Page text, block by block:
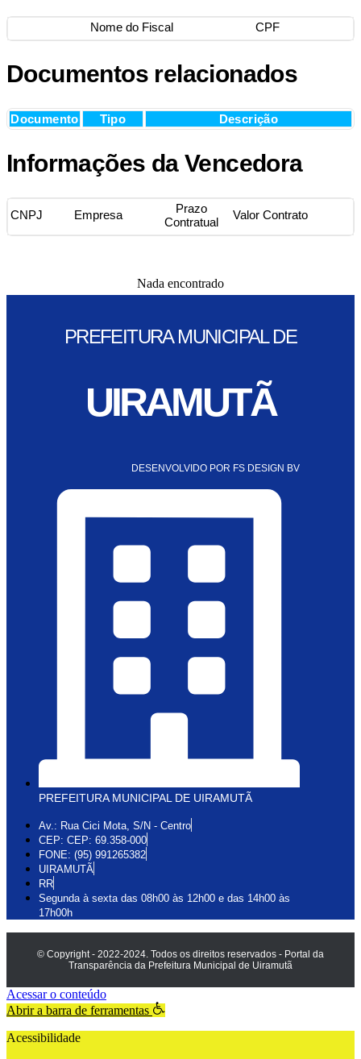
Nome do Fiscal CPF
Documentos relacionados
Documento Tipo Descrição
Informações da Vencedora
CNPJ Empresa
Prazo
Contratual
Valor Contrato
Nada encontrado
PREFEITURA MUNICIPAL DE
UIRAMUTÃ
DESENVOLVIDO POR FS DESIGN BV
PREFEITURA MUNICIPAL DE UIRAMUTÃ
Av.: Rua Cici Mota, S/N - Centro
CEP: CEP: 69.358-000
FONE: (95) 991265382
UIRAMUTÃ
RR
Segunda à sexta das 08h00 às 12h00 e das 14h00 às
17h00h
© Copyright - 2022-2024. Todos os direitos reservados - Portal da
Transparência da Prefeitura Municipal de Uiramutã
Acessar o conteúdo
Abrir a barra de ferramentas
Acessibilidade